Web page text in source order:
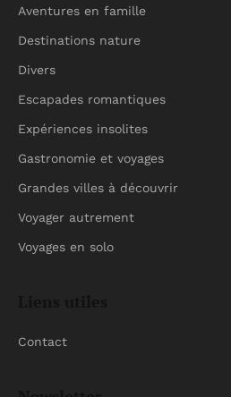
Aventures en famille
Destinations nature
Divers
Escapades romantiques
Expériences insolites
Gastronomie et voyages
Grandes villes à découvrir
Voyager autrement
Voyages en solo
Contact